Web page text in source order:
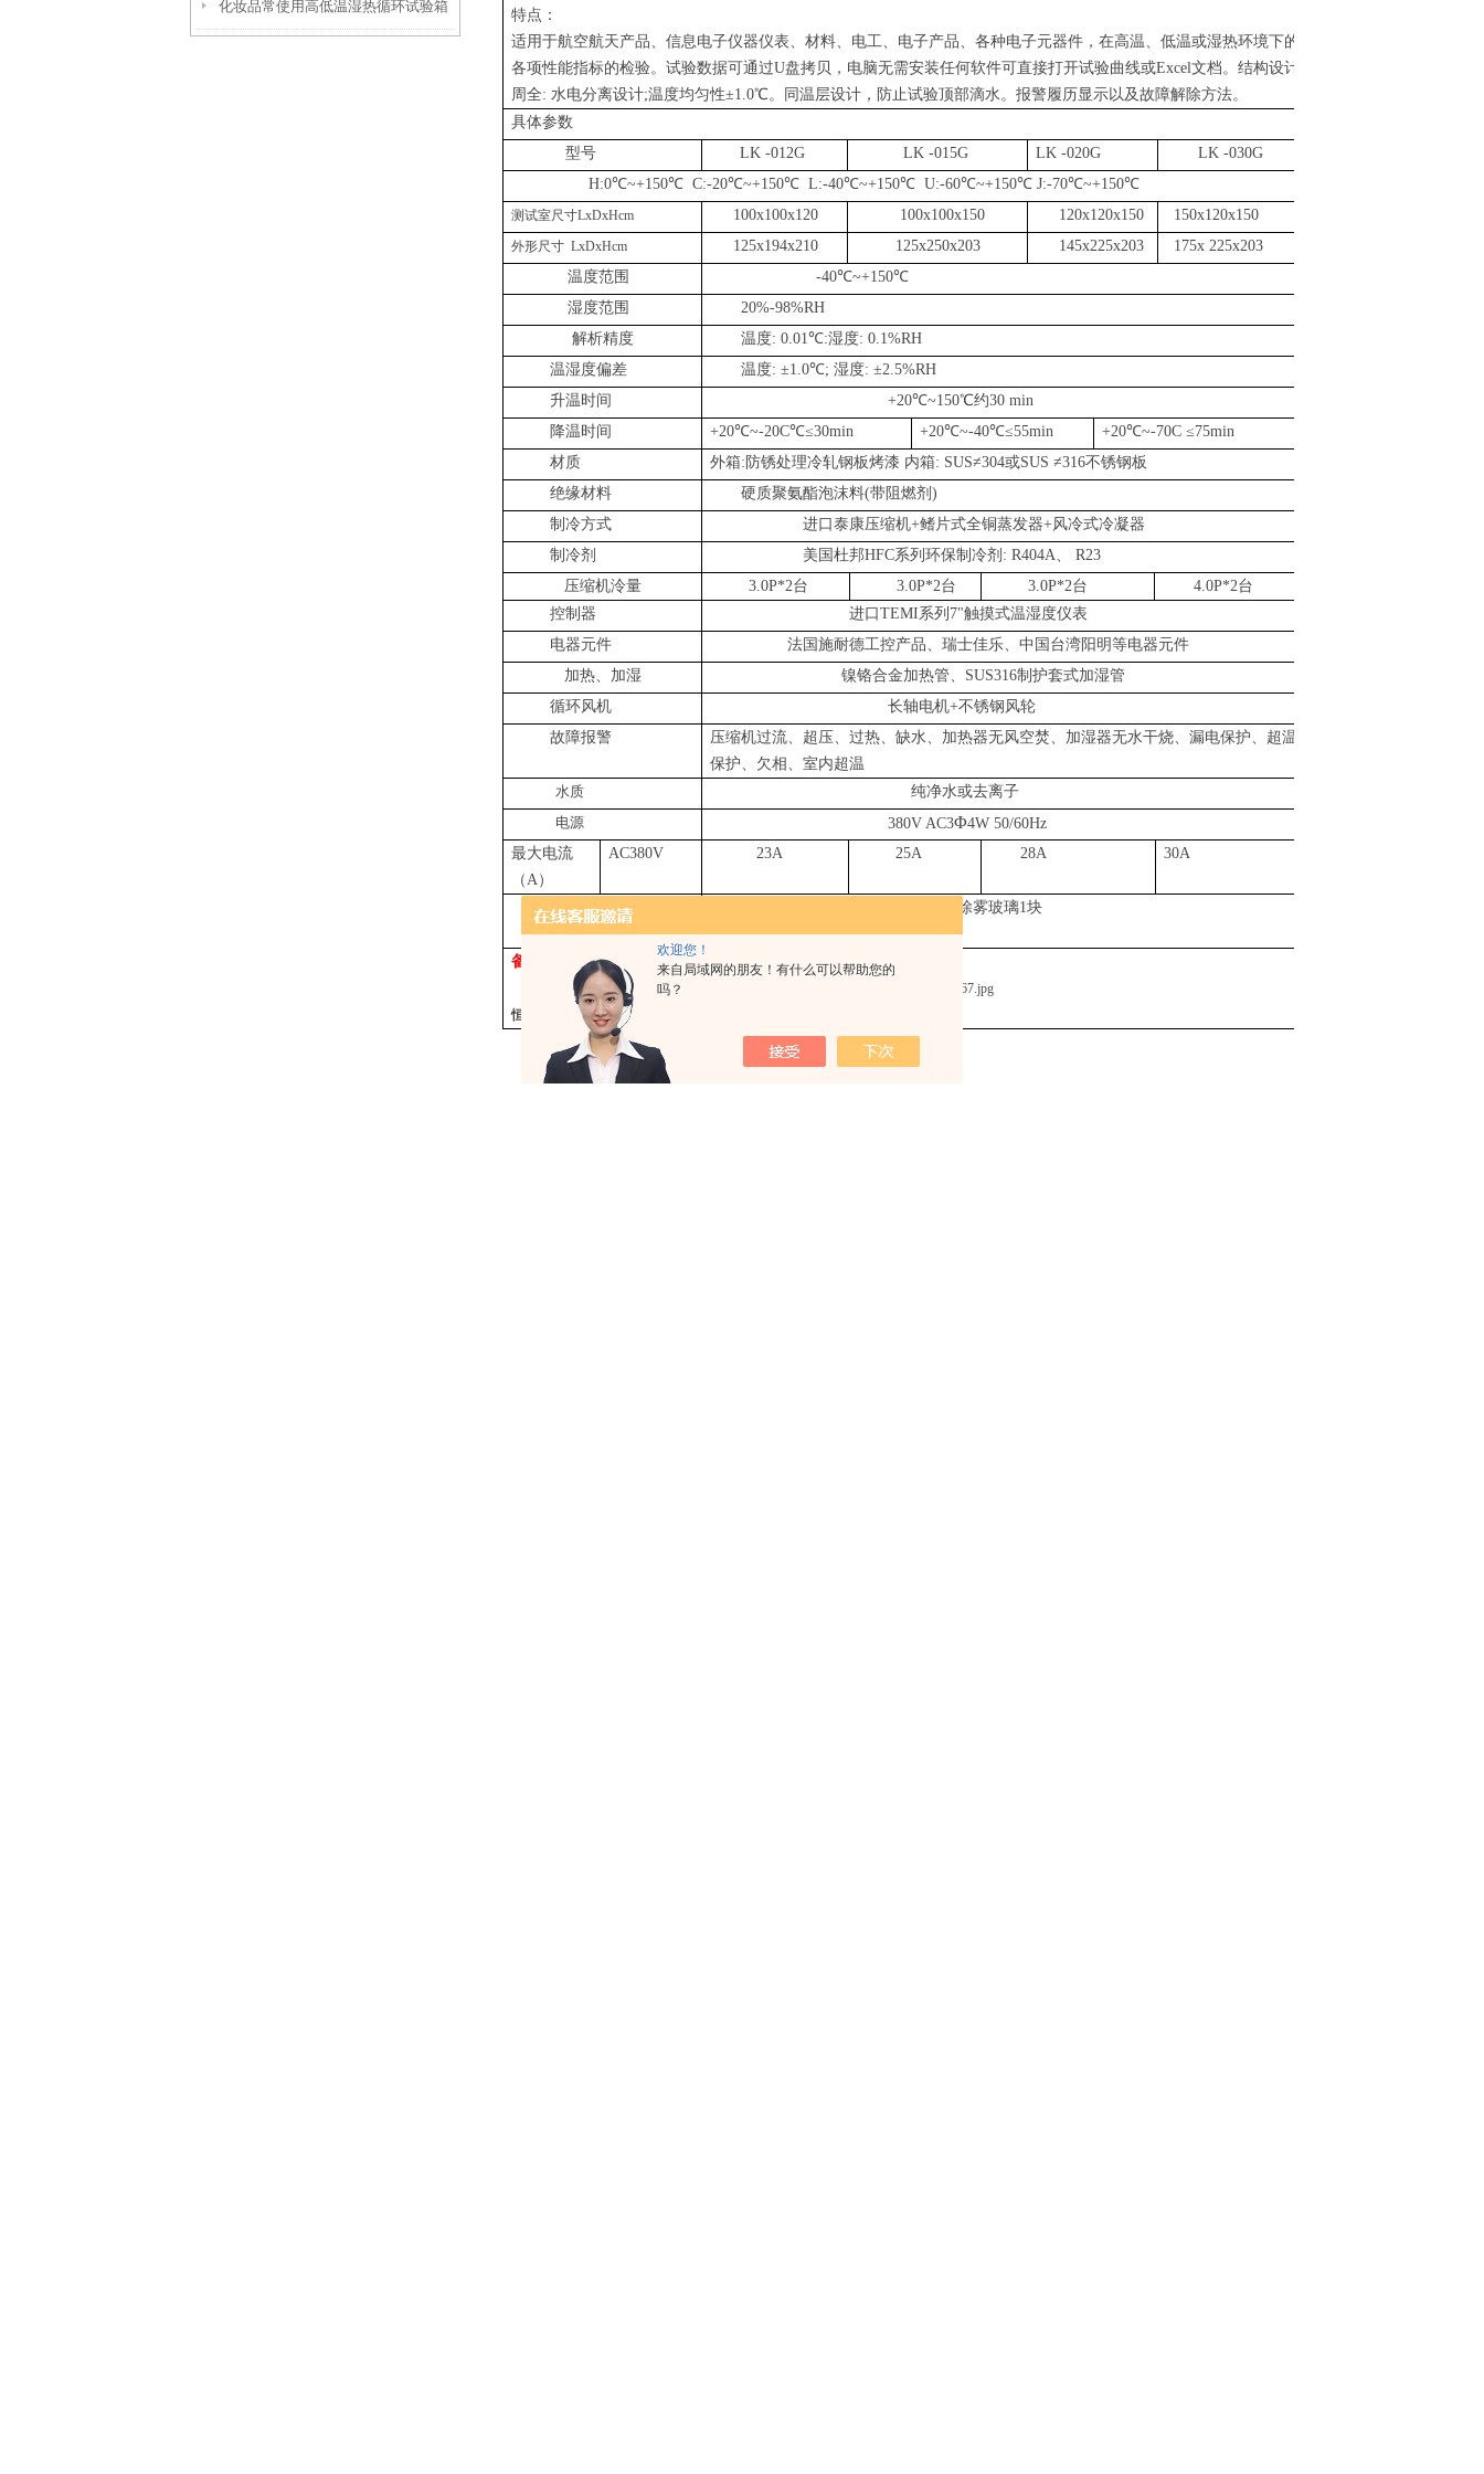
欢迎您！
来自局域网的朋友！有什么可以帮助您的
吗？
化妆品常使用高低温湿热循环试验箱
特点：
适用于航空航天产品、信息电子仪器仪表、材料、电工、电子产品、各种电子元器件，在高温、低温或湿热环境下的
各项性能指标的检验。试验数据可通过U盘拷贝，电脑无需安装任何软件可直接打开试验曲线或Excel文档。结构设计
周全: 水电分离设计;温度均匀性±1.0℃。同温层设计，防止试验顶部滴水。报警履历显示以及故障解除方法。
具体参数
型号
LK -012G LK-015G LK -020G LK -030G
H:0℃~+150℃ C:-20℃~+150℃ L:-40℃~+150℃ U:-60℃~+150℃ J:-70℃~+150℃
测试室尺寸LxDxHcm 100x100x120 100x100x150 120x120x150 150x120x150
外形尺寸 LxDxHcm 125x194x210 125x250x203 145x225x203
175x 225x203
温度范围
-40℃~+150℃
湿度范围
20%-98%RH
解析精度
温度: 0.01℃:湿度: 0.1%RH
温湿度偏差
温度: ±1.0℃; 湿度: ±2.5%RH
升温时间
+20℃~150℃约30 min
降温时间
+20℃~-20C℃≤30min +20℃~-40℃≤55min +20℃~-70C ≤75min
材质
外箱: 防锈处理冷轧钢板烤漆 内箱: SUS≠304或SUS ≠316不锈钢板
绝缘材料
硬质聚氨酯泡沫料(带阻燃剂 )
制冷方式
进口泰康压缩机+鳍片式全铜蒸发器+风冷式冷凝器
制冷剂
美国杜邦HFC系列环保制冷剂 : R404A、 R23
压缩机泠量
3.0P*2台 3.0P*2台 3.0P*2台 4.0P*2台
控制器
进口 TEMI系列 7"触摸式温湿度仪表
电器元件
法国施耐德工控产品、瑞士佳乐、中国台湾阳明等电器元件
加热、加湿
镍铬合金加热管、 SUS316制护套式加湿管
循环风机
长轴电机+不锈钢风轮
故障报警
压缩机过流、超压、过热、缺水、加热器无风空焚、加湿器无水干烧、漏电保护、超温
保护、欠相、室内超温
水质
纯净水或去离子
电源
380V AC3Φ4W 50/60Hz
最大电流
（A）
AC380V 23A 25A 28A 30A
其它配件 个，钢化除雾玻璃1块
备注: 可根据客户要求尺寸来订制，满足客户的要求.
恒温恒湿实验室 步入式高低温老化房